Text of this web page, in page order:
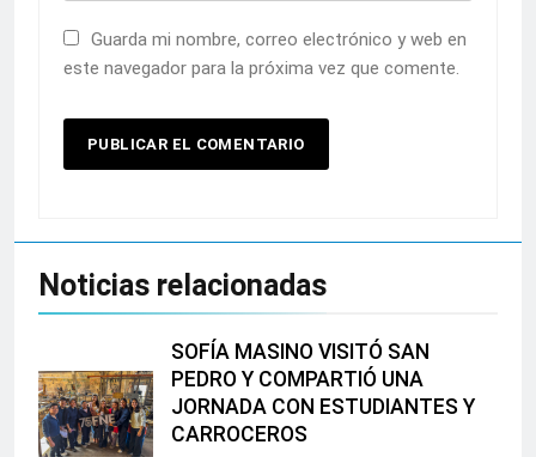
Guarda mi nombre, correo electrónico y web en
este navegador para la próxima vez que comente.
Noticias relacionadas
SOFÍA MASINO VISITÓ SAN
PEDRO Y COMPARTIÓ UNA
JORNADA CON ESTUDIANTES Y
CARROCEROS